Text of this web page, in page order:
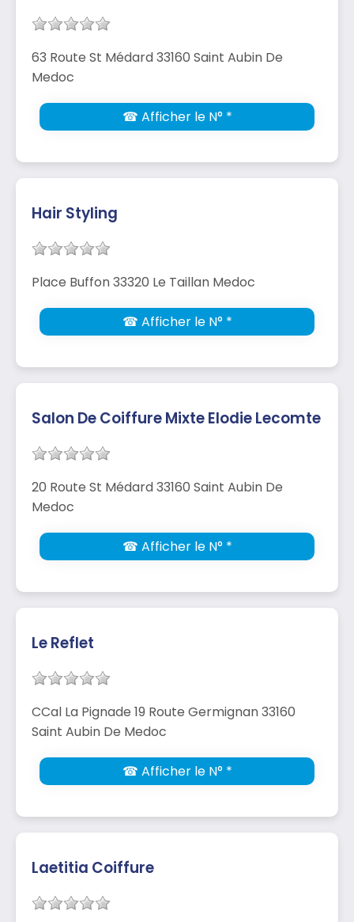
63 Route St Médard 33160 Saint Aubin De
Medoc
☎ Afficher le N° *
Hair Styling
Place Buffon 33320 Le Taillan Medoc
☎ Afficher le N° *
Salon De Coiffure Mixte Elodie Lecomte
20 Route St Médard 33160 Saint Aubin De
Medoc
☎ Afficher le N° *
Le Reflet
CCal La Pignade 19 Route Germignan 33160
Saint Aubin De Medoc
☎ Afficher le N° *
Laetitia Coiffure